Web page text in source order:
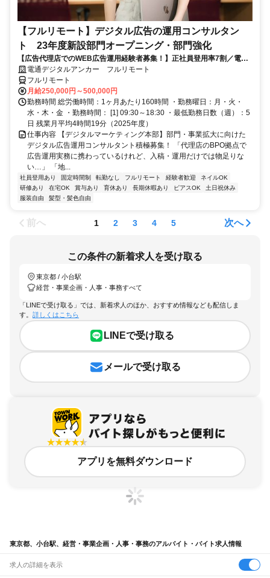
【フルリモート】デジタル広告の運用コンサルタン
ト 23年度新設部門オープニング・部門強化
【広告代理店でのWEB広告運用経験者募集！】正社員登用率7割／電通
G／全国×完全在宅／年休126日・土日祝休み／残業月平均4時間19分
電通デジタルアンカー フルリモート
フルリモート
月給250,000円～500,000円
勤務時間 総労働時間：1ヶ月あたり160時間 ・勤務曜日：月・火・
水・木・金 ・勤務時間： [1] 09:30～18:30 ・最低勤務日数（週）：5
日 残業月平均4時間19分（2025年度）
仕事内容 【デジタルマーケティング本部】部門・事業拡大に向けた
デジタル広告運用コンサルタント積極募集！ 「代理店のBPO拠点で
広告運用実務に携わっているけれど、入稿・運用だけでは物足りな
い…」 「地...
社員登用あり 固定時間制 転勤なし フルリモート 経験者歓迎
ネイルOK
研修あり
在宅OK 賞与あり 育休あり 長期休暇あり ピアスOK
土日祝休み
服装自由
髪型・髪色自由
前へ 1 2 3 4 5 次へ
この条件の新着求人を受け取る
東京都 / 小台駅
経営・事業企画・人事・事務すべて
「LINEで受け取る」では、新着求人のほか、おすすめ情報なども配信しま
す。 詳しくはこちら
LINEで受け取る
メールで受け取る
アプリを無料ダウンロード
東京都、小台駅、経営・事業企画・人事・事務のアルバイト・バイト求人情報
求人の詳細を表示